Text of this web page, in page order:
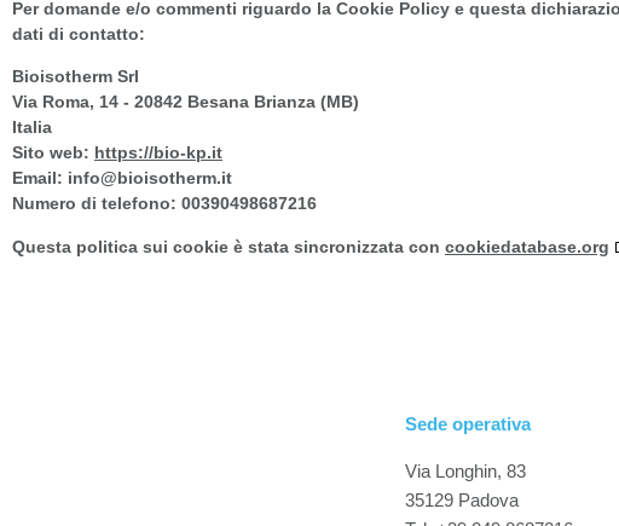
Per domande e/o commenti riguardo la Cookie Policy e questa
dati di contatto:
Bioisotherm Srl
Via Roma, 14 - 20842 Besana Brianza (MB)
Italia
Sito web: https://bio-kp.it
Email: info@bioisotherm.it
Numero di telefono: 00390498687216
Questa politica sui cookie è stata sincronizzata con cookiedatabase.org
Sede operativa
Via Longhin, 83
35129 Padova